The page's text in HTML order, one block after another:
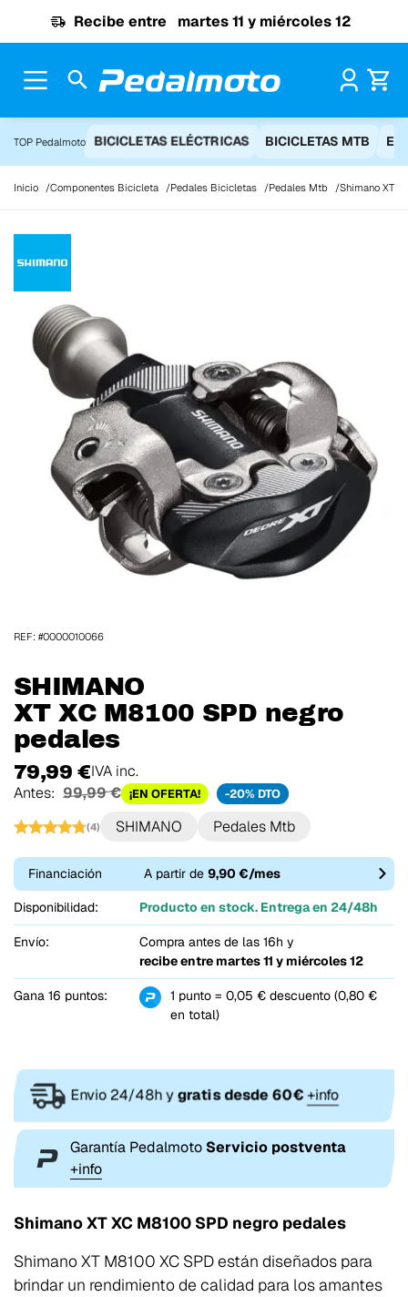
Recibe entre martes 11 y miércoles 12
TOP Pedalmoto BICICLETAS ELÉCTRICAS BICICLETAS MTB
Inicio Componentes Bicicleta Pedales Bicicletas Pedales Mtb Shimano XT
SHIMANO
XT XC M8100 SPD negro
pedales
79,99 €IVA inc.
Antes: 99,99 € ¡EN OFERTA! -20% DTO
(4) SHIMANO Pedales Mtb
Financiación A partir de9,90 €/mes
Disponibilidad: Producto en stock. Entrega en 24/48h
Envío:
Compra antes de las 16h y
recibe entre martes 11 y miércoles 12
Gana 16 puntos:
1 punto = 0,05 € descuento (0,80 €
en total)
REF: #0000010066
Envio 24/48h ygratis desde 60€+info
Garantía Pedalmoto Servicio postventa
+info
Shimano XT XC M8100 SPD negro pedales
Shimano XT M8100 XC SPD están diseñados para
brindar un rendimiento de calidad para los amantes